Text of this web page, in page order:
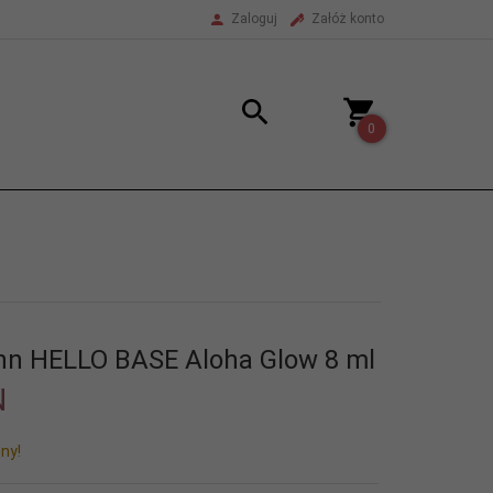
Zaloguj Załóż konto
0
HELLO BASE Aloha Glow 8 ml